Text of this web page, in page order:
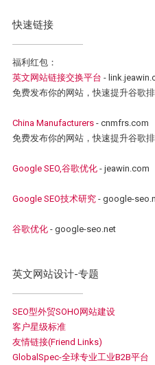
快速链接
福利红包：
英文网站链接交换平台 -
免费发布你的网站，快速提升谷歌
China Manufacturers- cnmfrs.com
免费发布你的网站，快速提升谷歌
Google SEO,谷歌优化- jeawin.com
Google SEO技术研究- google-
谷歌优化- google-seo.net
英文网站设计-专题
SEO型外贸SOHO网站建设
客户星级标准
友情链接(Friend Links)
GlobalSpec-全球专业工业B2B平台